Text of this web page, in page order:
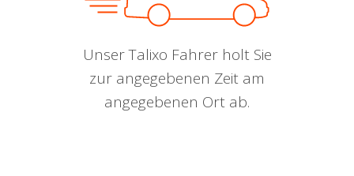
Unser Talixo Fahrer holt Sie
zur angegebenen Zeit am
angegebenen Ort ab.